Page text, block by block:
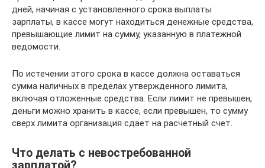
дней, начиная с установленного срока выплаты
зарплаты, в кассе могут находиться денежные средства,
превышающие лимит на сумму, указанную в платежной
ведомости.
По истечении этого срока в кассе должна оставаться
сумма наличных в пределах утвержденного лимита,
включая отложенные средства. Если лимит не превышен,
деньги можно хранить в кассе, если превышен, то сумму
сверх лимита организация сдает на расчетный счет.
Что делать с невостребованной